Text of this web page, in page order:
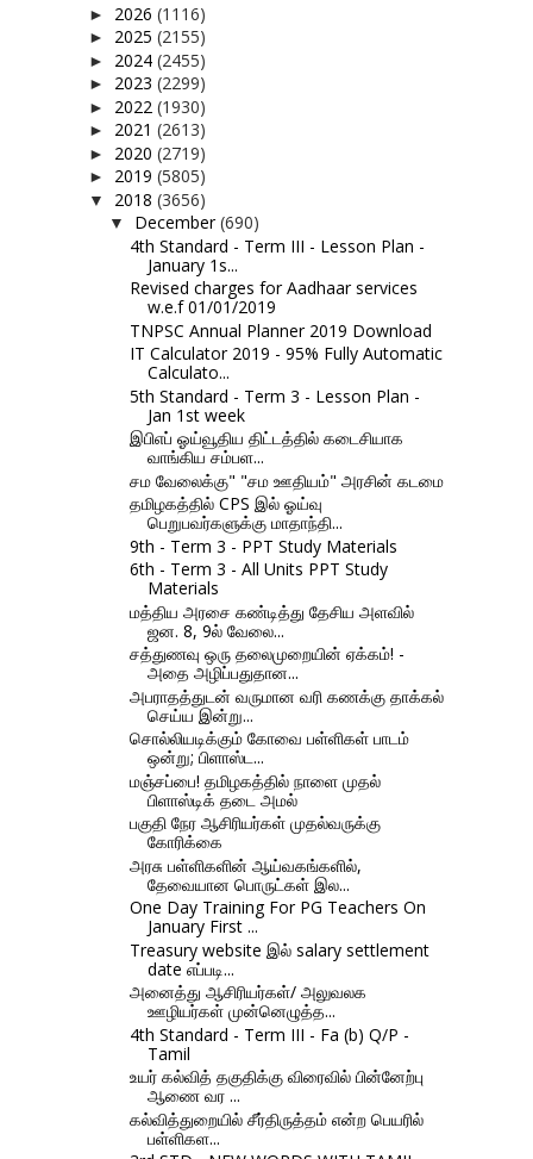
► 2026 (1116)
► 2025 (2155)
► 2024 (2455)
► 2023 (2299)
► 2022 (1930)
► 2021 (2613)
► 2020 (2719)
► 2019 (5805)
▼ 2018 (3656)
▼ December(690)
4th Standard - Term III - Lesson Plan -
January 1s...
Revised charges for Aadhaar services
w.e.f 01/01/2019
TNPSC Annual Planner 2019 Download
IT Calculator 2019 - 95% Fully Automatic
Calculato...
5th Standard - Term 3 - Lesson Plan -
Jan 1st week
இபிஎப் ஓய்வூதிய திட்டத்தில் கடைசியாக
வாங்கிய சம்பள...
சம வேலைக்கு" "சம ஊதியம்" அரசின் கடமை
தமிழகத்தில் CPS இல் ஓய்வு
பெறுபவர்களுக்கு மாதாந்தி...
9th - Term 3 - PPT Study Materials
6th - Term 3 - All Units PPT Study
Materials
மத்திய அரசை கண்டித்து தேசிய அளவில்
ஜன. 8, 9ல் வேலை...
சத்துணவு ஒரு தலைமுறையின் ஏக்கம்! -
அதை அழிப்பதுதான...
அபராதத்துடன் வருமான வரி கணக்கு தாக்கல்
செய்ய இன்று...
சொல்லியடிக்கும் கோவை பள்ளிகள் பாடம்
ஒன்று; பிளாஸ்ட...
மஞ்சப்பை! தமிழகத்தில் நாளை முதல்
பிளாஸ்டிக் தடை அமல்
பகுதி நேர ஆசிரியர்கள் முதல்வருக்கு
கோரிக்கை
அரசு பள்ளிகளின் ஆய்வகங்களில்,
தேவையான பொருட்கள் இல...
One Day Training For PG Teachers On
January First ...
Treasury website இல் salary settlement
date எப்படி...
அனைத்து ஆசிரியர்கள்/ அலுவலக
ஊழியர்கள் முன்னெழுத்த...
4th Standard - Term III - Fa (b) Q/P -
Tamil
உயர் கல்வித் தகுதிக்கு விரைவில் பின்னேற்பு
ஆணை வர ...
கல்வித்துறையில் சீர்திருத்தம் என்ற பெயரில்
பள்ளிகள...